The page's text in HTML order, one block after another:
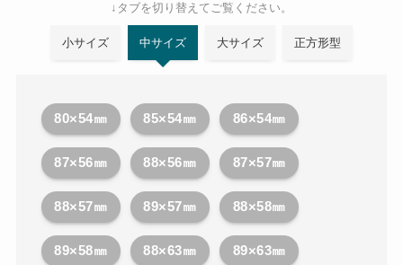
↓タブを切り替えてご覧ください。
小サイズ 中サイズ 大サイズ 正方形型
80×54㎜ 85×54㎜ 86×54㎜
87×56㎜ 88×56㎜ 87×57㎜
88×57㎜ 89×57㎜ 88×58㎜
89×58㎜ 88×63㎜ 89×63㎜